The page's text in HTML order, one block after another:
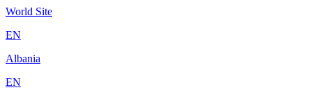
World Site
EN
Albania
EN